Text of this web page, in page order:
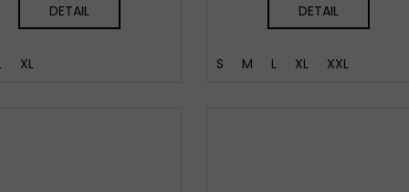
DETAIL
XL
DETAIL
S M L XL XXL